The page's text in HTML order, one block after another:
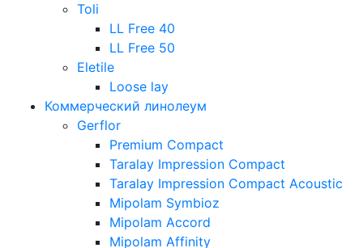
Toli
LL Free 40
LL Free 50
Eletile
Loose lay
Коммерческий линолеум
Gerflor
Premium Compact
Taralay Impression Compact
Taralay Impression Compact Acoustic
Mipolam Symbioz
Mipolam Accord
Mipolam Affinity